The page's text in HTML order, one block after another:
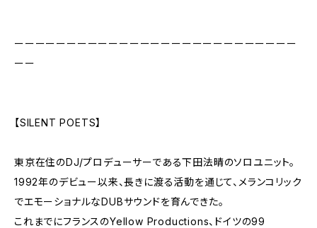
ーーーーーーーーーーーーーーーーーーーーーーーーーーー
ーー
【SILENT POETS】
東京在住のDJ/プロデューサーである下田法晴のソロユニット。
1992年のデビュー以来、長きに渡る活動を通じて、メランコリック
でエモーショナルなDUBサウンドを育んできた。
これまでにフランスのYellow Productions、ドイツの99